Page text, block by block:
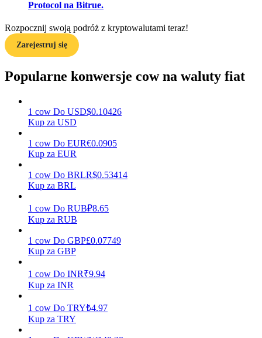
Zarabiać
Mocna Świnka
Stawianie
Wysokie zyski i natychmiastowy dostęp
Protocol na Bitrue.
Rozpocznij swoją podróż z kryptowalutami teraz!
Zarejestruj się
Popularne konwersje cow na waluty fiat
1 cow Do USD$0.10426
Kup za USD
1 cow Do EUR€0.0905
Kup za EUR
1 cow Do BRLR$0.53414
Kup za BRL
1 cow Do RUB₽8.65
Kup za RUB
1 cow Do GBP£0.07749
Kup za GBP
1 cow Do INR₹9.94
Kup za INR
1 cow Do TRY₺4.97
Kup za TRY